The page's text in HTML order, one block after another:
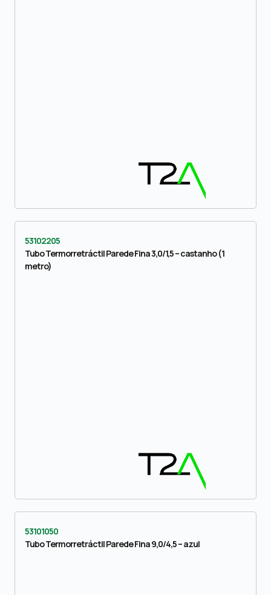
53102205
Tubo Termorretráctil Parede Fina 3,0/1,5 – castanho (1
metro)
53101050
Tubo Termorretráctil Parede Fina 9,0/4,5 – azul